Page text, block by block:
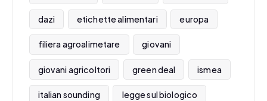
dazi etichette alimentari europa
filiera agroalimetare giovani
giovani agricoltori green deal ismea
italian sounding legge sul biologico